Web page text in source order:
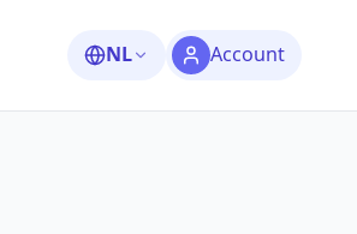
NL Account